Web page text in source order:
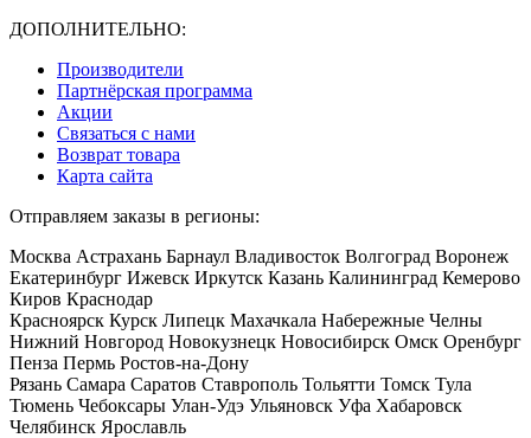
ДОПОЛНИТЕЛЬНО:
Производители
Партнёрская программа
Акции
Связаться с нами
Возврат товара
Карта сайта
Отправляем заказы в регионы:
Москва Астрахань Барнаул Владивосток Волгоград Воронеж
Екатеринбург Ижевск Иркутск Казань Калининград Кемерово
Киров Краснодар
Красноярск Курск Липецк Махачкала Набережные Челны
Нижний Новгород Новокузнецк Новосибирск Омск Оренбург
Пенза Пермь Ростов-на-Дону
Рязань Самара Саратов Ставрополь Тольятти Томск Тула
Тюмень Чебоксары Улан-Удэ Ульяновск Уфа Хабаровск
Челябинск Ярославль